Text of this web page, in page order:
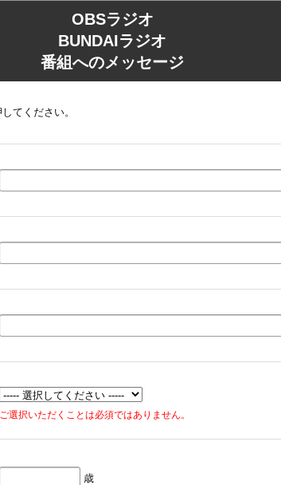
OBSラジオ
BUNDAIラジオ
番組へのメッセージ
てください。
ご選択いただくことは必須ではありません。
歳